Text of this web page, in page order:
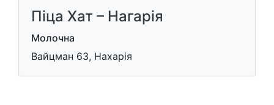
Піца Хат – Нагарія
Молочна
Вайцман 63, Нахарія